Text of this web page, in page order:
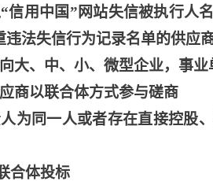
信用中国”网站失信被执行人
违法失信行为记录名单的供应商
大、中、小、微型企业，事
商以联合体方式参与磋商
为同一人或者存在直接控股
合体投标